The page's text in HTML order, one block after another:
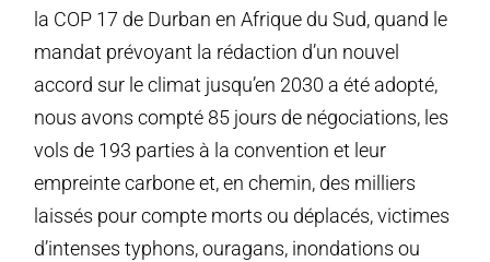
la COP 17 de Durban en Afrique du Sud, quand le
mandat prévoyant la rédaction d’un nouvel
accord sur le climat jusqu’en 2030 a été adopté,
nous avons compté 85 jours de négociations, les
vols de 193 parties à la convention et leur
empreinte carbone et, en chemin, des milliers
laissés pour compte morts ou déplacés, victimes
d’intenses typhons, ouragans, inondations ou